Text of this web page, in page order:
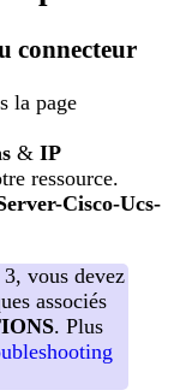
connecteur
la page
& IP
ressource.
Cisco-Ucs-
vous devez
associés
. Plus